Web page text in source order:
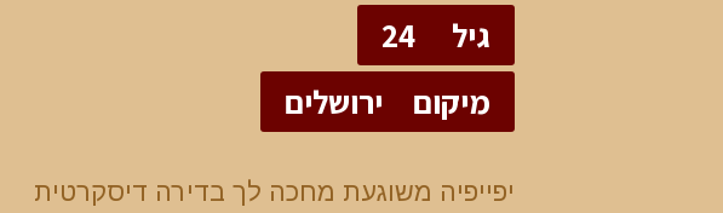
גיל
24
מיקום
ירושלים
יפייפיה משוגעת מחכה לך בדירה דיסקרטית